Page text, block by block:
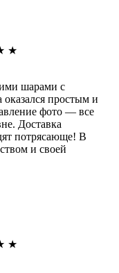
★
шарами с
оказался простым и
фото — все
Доставка
потрясающе! В
и своей
★